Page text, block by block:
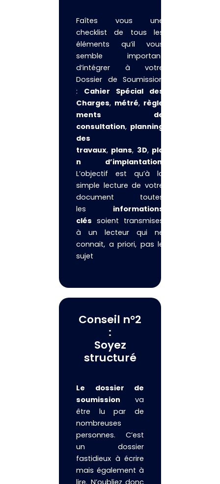
Faîtes vous une
checklist de tous les
éléments qu’il vous
semble important
d’intégrer à votre
Dossier de Soumission
: Cahier Spécial des
Charges, métré, règle
ments de
consultation, planning
des
travaux, plans, 3D, pla
n d’implantation
L’objectif est qu’à la
simple lecture de votre
document toutes
les informations
clés soient transmises
à un lecteur qui ne
connait, a priori, pas le
sujet
Conseil n°2
:
Soyez
structuré
Le dossier de
soumission va
être lu par de
nombreuses
personnes. C’est
un dossier
fastidieux à écrire
mais également à